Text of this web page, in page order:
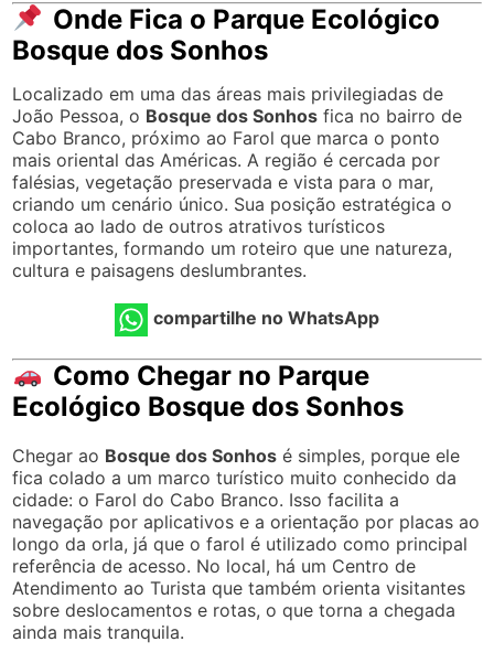
Onde Fica o Parque Ecológico
Bosque dos Sonhos
Localizado em uma das áreas mais privilegiadas de
João Pessoa, o Bosque dos Sonhos fica no bairro de
Cabo Branco, próximo ao Farol que marca o ponto
mais oriental das Américas. A região é cercada por
falésias, vegetação preservada e vista para o mar,
criando um cenário único. Sua posição estratégica o
coloca ao lado de outros atrativos turísticos
importantes, formando um roteiro que une natureza,
cultura e paisagens deslumbrantes.
compartilhe no WhatsApp
Como Chegar no Parque
Ecológico Bosque dos Sonhos
Chegar ao Bosque dos Sonhos é simples, porque ele
fica colado a um marco turístico muito conhecido da
cidade: o Farol do Cabo Branco. Isso facilita a
navegação por aplicativos e a orientação por placas ao
longo da orla, já que o farol é utilizado como principal
referência de acesso. No local, há um Centro de
Atendimento ao Turista que também orienta visitantes
sobre deslocamentos e rotas, o que torna a chegada
ainda mais tranquila.